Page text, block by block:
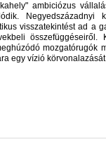
ambiciózus
Negyedszázadnyi
visszatekintést ad a
összefüggéseiről.
mozgatórugók
egy vízió